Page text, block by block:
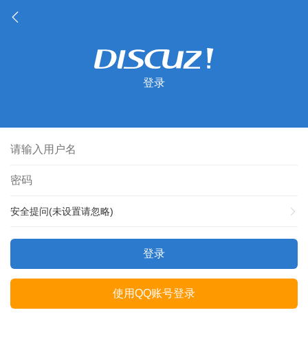
登录
安全提问(未设置请忽略)
登录
使用QQ账号登录